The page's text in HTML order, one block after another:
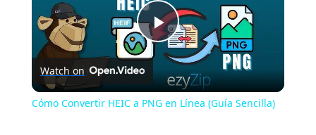
Play
Video
Watch on
Cómo Convertir HEIC a PNG en Línea (Guía Sencilla)